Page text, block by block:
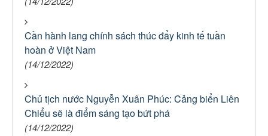
Cần hành lang chính sách thúc đẩy kinh tế tuần
hoàn ở Việt Nam
(14/12/2022)
Chủ tịch nước Nguyễn Xuân Phúc: Cảng biển Liên
Chiểu sẽ là điểm sáng tạo bứt phá
(14/12/2022)